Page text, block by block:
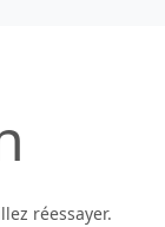
réessayer.